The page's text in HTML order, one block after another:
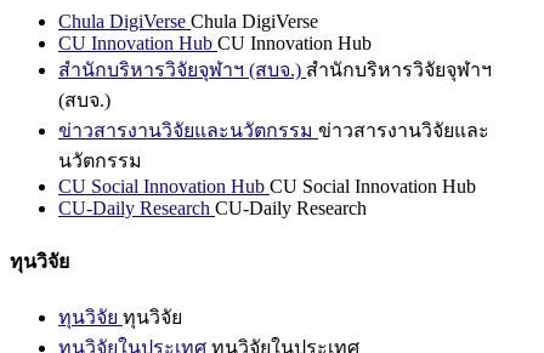
Chula DigiVerse Chula DigiVerse
CU Innovation Hub CU Innovation Hub
สำนักบริหารวิจัยจุฬาฯ (สบจ.) สำนักบริหารวิจัยจุฬาฯ
(สบจ.)
ข่าวสารงานวิจัยและนวัตกรรม ข่าวสารงานวิจัยและ
นวัตกรรม
CU Social Innovation Hub CU Social Innovation Hub
CU-Daily Research CU-Daily Research
ทุนวิจัย
ทุนวิจัย ทุนวิจัย
ทุนวิจัยในประเทศ ทุนวิจัยในประเทศ